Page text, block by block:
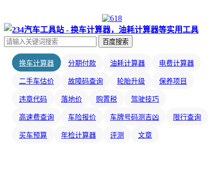
百度搜索
换车计算器 分期付款 油耗计算器 电费计算器
二手车估价 故障码查询 轮胎升级 保养项目
违章代码 落地价 购置税 驾驶技巧
高速费查询 车险报价 车牌号码测吉凶 限行查询
买车预算 年检计算器 评测 文章